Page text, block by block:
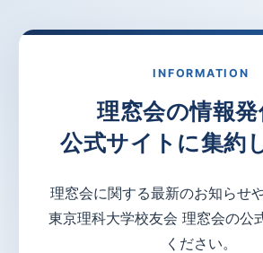
INFORMATION
理窓会の情報
公式サイトに集約
理窓会に関する最新のお知らせ
東京理科大学校友会 理窓会の公
ください。